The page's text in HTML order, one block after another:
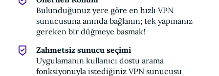
Bulunduğunuz yere göre en hızlı VPN
sunucusuna anında bağlanın; tek yapmanız
gereken bir düğmeye basmak!
Zahmetsiz sunucu seçimi
Uygulamanın kullanıcı dostu arama
fonksiyonuyla istediğiniz VPN sunucusu